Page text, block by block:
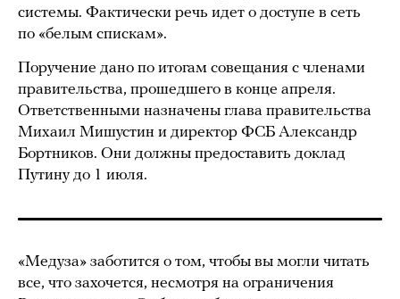
системы. Фактически речь идет о доступе в сеть
по «белым спискам».
Поручение дано по итогам совещания с членами
правительства, прошедшего в конце апреля.
Ответственными назначены глава правительства
Михаил Мишустин и директор ФСБ Александр
Бортников. Они должны предоставить доклад
Путину до 1 июля.
«Медуза» заботится о том, чтобы вы могли читать
все, что захочется, несмотря на ограничения